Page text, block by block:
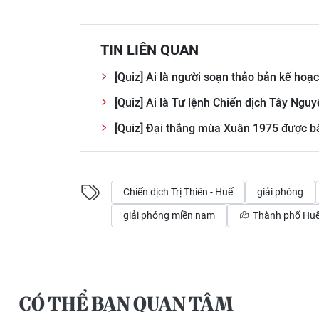
TIN LIÊN QUAN
[Quiz] Ai là người soạn thảo bản kế
[Quiz] Ai là Tư lệnh Chiến dịch Tây
[Quiz] Đại thắng mùa Xuân 1975 được
Chiến dịch Trị Thiên - Huế giải phóng
giải phóng miền nam Thành phố
CÓ THỂ BẠN QUAN TÂM